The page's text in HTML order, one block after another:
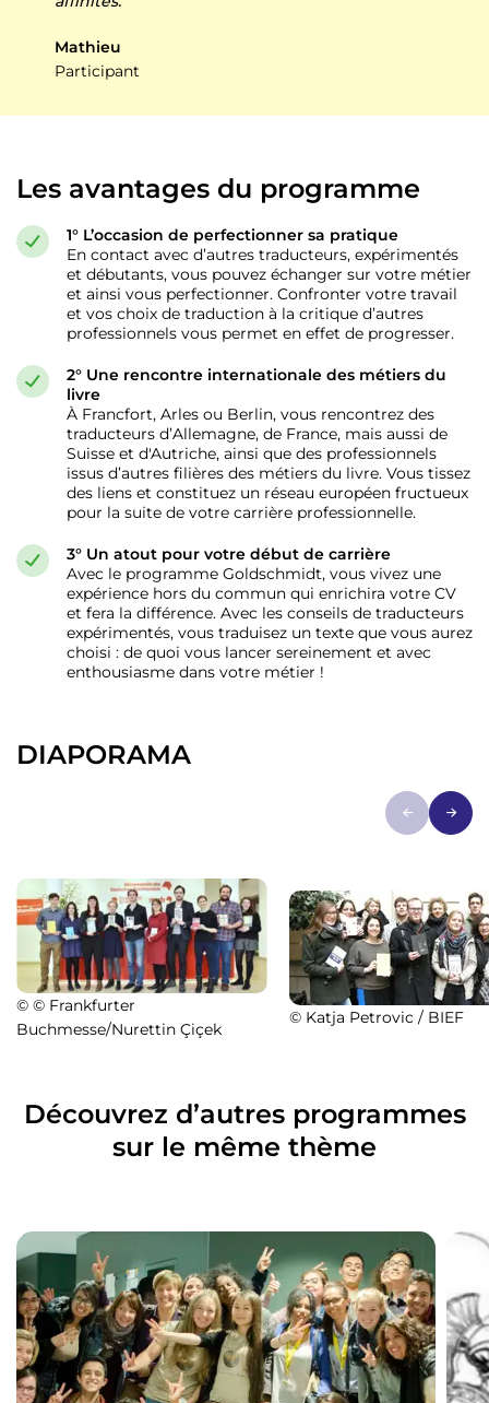
Mathieu
Participant
Les avantages du programme
1° L’occasion de perfectionner sa pratique
En contact avec d’autres traducteurs, expérimentés
et débutants, vous pouvez échanger sur votre métier
et ainsi vous perfectionner. Confronter votre travail
et vos choix de traduction à la critique d’autres
professionnels vous permet en effet de progresser.
2° Une rencontre internationale des métiers du
livre
À Francfort, Arles ou Berlin, vous rencontrez des
traducteurs d’Allemagne, de France, mais aussi de
Suisse et d'Autriche, ainsi que des professionnels
issus d’autres filières des métiers du livre. Vous tissez
des liens et constituez un réseau européen fructueux
pour la suite de votre carrière professionnelle.
3° Un atout pour votre début de carrière
Avec le programme Goldschmidt, vous vivez une
expérience hors du commun qui enrichira votre CV
et fera la différence. Avec les conseils de traducteurs
expérimentés, vous traduisez un texte que vous aurez
choisi : de quoi vous lancer sereinement et avec
enthousiasme dans votre métier !
DIAPORAMA
© © Frankfurter
Buchmesse/Nurettin Çiçek
© Katja Petrovic / BIEF
Découvrez d’autres programmes
sur le même thème